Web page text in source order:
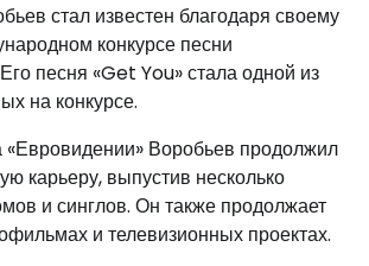
стал известен благодаря своему
конкурсе песни
песня «Get You» стала одной из
на конкурсе.
«Евровидении» Воробьев продолжил
карьеру, выпустив несколько
и синглов. Он также продолжает
и телевизионных проектах.